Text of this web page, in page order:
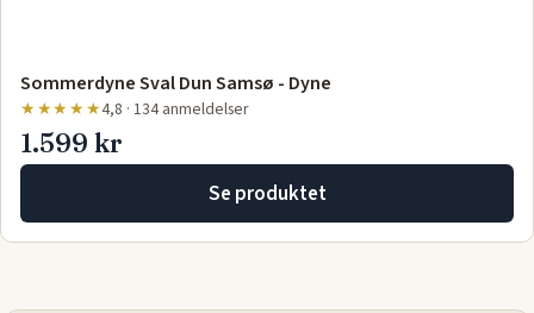
Sommerdyne Sval Dun Samsø - Dyne
★★★★★4,8 · 134 anmeldelser
1.599 kr
Se produktet